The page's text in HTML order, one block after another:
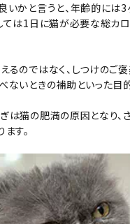
いかと言うと、年齢的には
ては1日に猫が必要な総カ
るのではなく、しつけのご褒
ないときの補助といった目
は猫の肥満の原因となり、
す。